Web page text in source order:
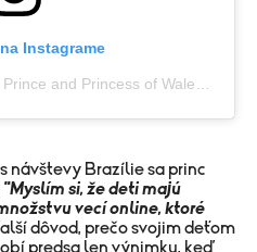
Instagrame
návštevy Brazílie sa princ
"Myslím si, že deti majú
vecí online, ktoré
dôvod, prečo svojim deťom
predsa len výnimku, keď